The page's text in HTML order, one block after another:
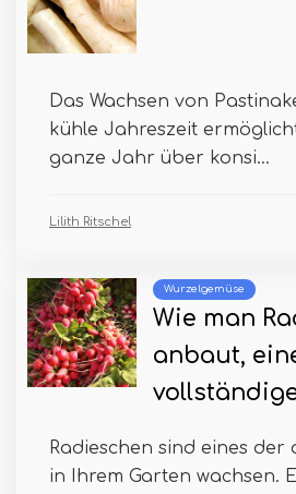
Das Wachsen von
kühle Jahreszeit
ganze Jahr über konsi...
Lilith Ritschel
Wurzelgemüse
Wie man
anbaut,
Radieschen sind eines der
in Ihrem Garten wachsen.